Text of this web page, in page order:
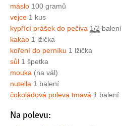
máslo 100 gramů
vejce 1 kus
kypřící prášek do pečiva 1/2 balení
kakao 1 lžička
koření do perníku 1 lžička
sůl 1 špetka
mouka (na vál)
nutella 1 balení
čokoládová poleva tmavá 1 balení
Na polevu: